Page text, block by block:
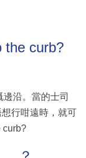
the curb?
沿。當的士司
行咁遠時，就可
curb?